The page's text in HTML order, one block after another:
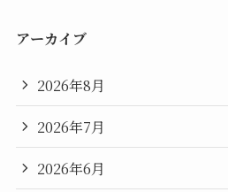
アーカイブ
2026年8月
2026年7月
2026年6月